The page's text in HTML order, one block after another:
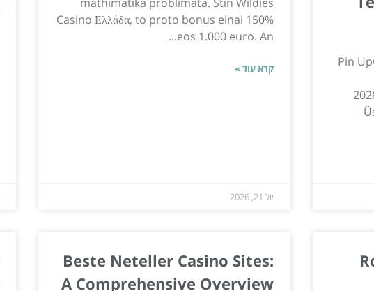
Pin
Casino Ελλάδα, to proto bonus einai 150%
eos 1.000 euro. An...
קרא עוד »
יול 21, 2026
Beste Neteller Casino Sites:
A Comprehensive Overview